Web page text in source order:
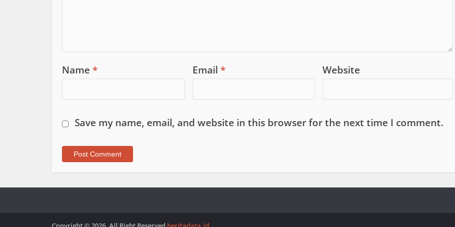
Name * Email * Website
Save my name, email, and website in this browser for the next time I comment.